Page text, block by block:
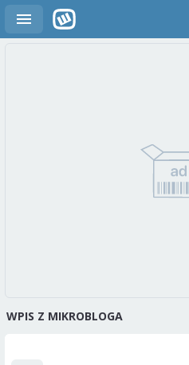
WPIS Z MIKROBLOGA